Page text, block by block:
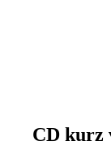
CD kurz